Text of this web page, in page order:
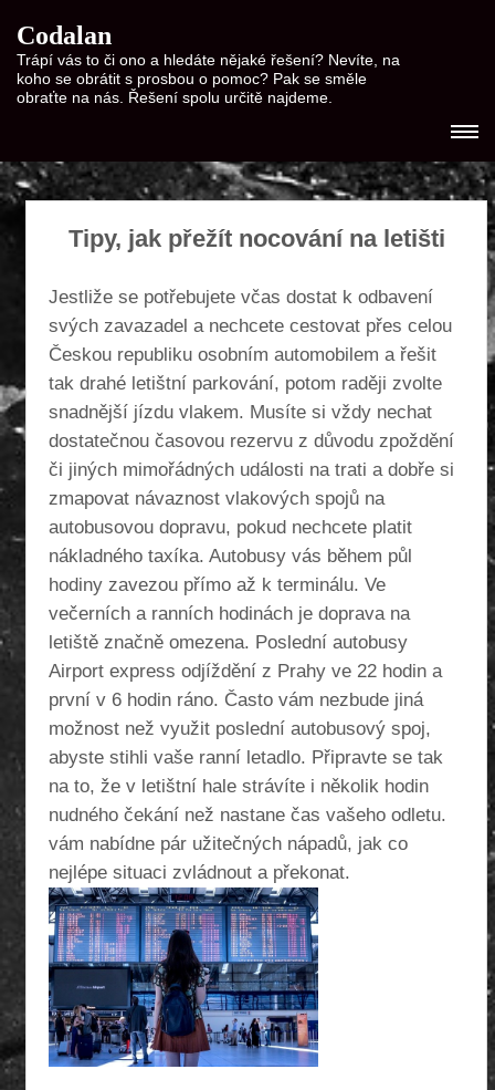
Codalan
Trápí vás to či ono a hledáte nějaké řešení? Nevíte, na
koho se obrátit s prosbou o pomoc? Pak se směle
obraťte na nás. Řešení spolu určitě najdeme.
Tipy, jak přežít nocování na letišti
Jestliže se potřebujete včas dostat k odbavení
svých zavazadel a nechcete cestovat přes celou
Českou republiku osobním automobilem a řešit
tak drahé letištní parkování, potom raději zvolte
snadnější jízdu vlakem. Musíte si vždy nechat
dostatečnou časovou rezervu z důvodu zpoždění
či jiných mimořádných události na trati a dobře si
zmapovat návaznost vlakových spojů na
autobusovou dopravu, pokud nechcete platit
nákladného taxíka. Autobusy vás během půl
hodiny zavezou přímo až k terminálu. Ve
večerních a ranních hodinách je doprava na
letiště značně omezena. Poslední autobusy
Airport express odjíždění z Prahy ve 22 hodin a
první v 6 hodin ráno. Často vám nezbude jiná
možnost než využit poslední autobusový spoj,
abyste stihli vaše ranní letadlo. Připravte se tak
na to, že v letištní hale strávíte i několik hodin
nudného čekání než nastane čas vašeho odletu.
vám nabídne pár užitečných nápadů, jak co
nejlépe situaci zvládnout a překonat.